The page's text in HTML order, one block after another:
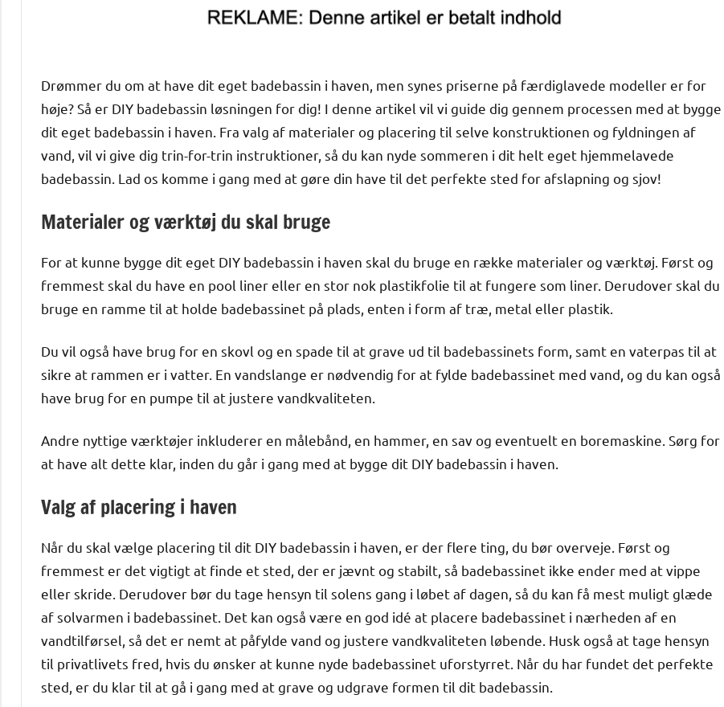
Drømmer du om at have dit eget badebassin i haven, men synes priserne på færdiglavede modeller er for
høje? Så er DIY badebassin løsningen for dig! I denne artikel vil vi guide dig gennem processen med at bygge
dit eget badebassin i haven. Fra valg af materialer og placering til selve konstruktionen og fyldningen af
vand, vil vi give dig trin-for-trin instruktioner, så du kan nyde sommeren i dit helt eget hjemmelavede
badebassin. Lad os komme i gang med at gøre din have til det perfekte sted for afslapning og sjov!
Materialer og værktøj du skal bruge
For at kunne bygge dit eget DIY badebassin i haven skal du bruge en række materialer og værktøj. Først og
fremmest skal du have en pool liner eller en stor nok plastikfolie til at fungere som liner. Derudover skal du
bruge en ramme til at holde badebassinet på plads, enten i form af træ, metal eller plastik.
Du vil også have brug for en skovl og en spade til at grave ud til badebassinets form, samt en vaterpas til at
sikre at rammen er i vatter. En vandslange er nødvendig for at fylde badebassinet med vand, og du kan også
have brug for en pumpe til at justere vandkvaliteten.
Andre nyttige værktøjer inkluderer en målebånd, en hammer, en sav og eventuelt en boremaskine. Sørg for
at have alt dette klar, inden du går i gang med at bygge dit DIY badebassin i haven.
Valg af placering i haven
Når du skal vælge placering til dit DIY badebassin i haven, er der flere ting, du bør overveje. Først og
fremmest er det vigtigt at finde et sted, der er jævnt og stabilt, så badebassinet ikke ender med at vippe
eller skride. Derudover bør du tage hensyn til solens gang i løbet af dagen, så du kan få mest muligt glæde
af solvarmen i badebassinet. Det kan også være en god idé at placere badebassinet i nærheden af en
vandtilførsel, så det er nemt at påfylde vand og justere vandkvaliteten løbende. Husk også at tage hensyn
til privatlivets fred, hvis du ønsker at kunne nyde badebassinet uforstyrret. Når du har fundet det perfekte
sted, er du klar til at gå i gang med at grave og udgrave formen til dit badebassin.